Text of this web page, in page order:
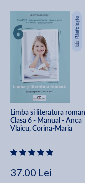
Limba si literatura
Clasa 6 - Manual - Anca
Vlaicu, Corina-Maria
Dobrescu
37.00 Lei